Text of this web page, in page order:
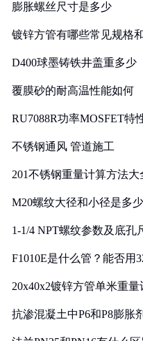
膨胀螺丝尺寸是多少
镀锌方管有哪些常见规格
D400球墨铸铁井盖重多少
覆膜砂的耐高温性能如何
RU7088R功率MOSFET特
不锈钢通风 管道施工
201不锈钢重量计算方法大
M20螺纹大径和小径是多少
1-1/4 NPT螺纹参数及底孔
F1010E是什么管？能否用
20x40x2镀锌方管单米重
抗渗混凝土中P6和P8膨胀